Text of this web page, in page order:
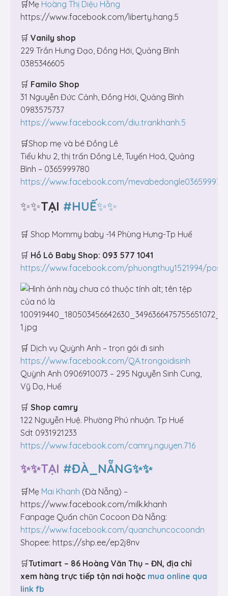
🛒Mẹ Hoàng Thị Diệu Hằng
https://www.facebook.com/liberty.hang.5
🛒 Vanily shop
229 Trần Hưng Đạo, Đồng Hới, Quảng Bình
0385346605
🛒 Familo Shop
31 Nguyễn Đức Cảnh, Đồng Hới, Quảng Bình
0983575737
https://www.facebook.com/diu.trankhanh.5
🛒Shop mẹ và bé Đồng Lê
Tiểu khu 2, thị trấn Đồng Lê, Tuyến Hoá, Quảng
Bình – 0365999780
https://www.facebook.com/
✨✨TẠI #HUẾ✨✨
🛒 Shop Mommy baby -14 Phùng Hưng-Tp Huế
🛒 Hồ Lô Baby Shop: 093 577 1041
https://www.facebook.com/phuongthuy1521994/posts/
🛒 Dịch vụ Quỳnh Anh – trọn gói đi sinh
https://www.facebook.com/QA.trongoidisinh
Quỳnh Anh 0906910073 – 295 Nguyễn Sinh Cung,
Vỹ Dạ, Huế
🛒 Shop camry
122 Nguyễn Huệ. Phường Phú nhuận. Tp Huế
Sdt 0931921233
https://www.facebook.com/camry.nguyen.716
✨✨TẠI #ĐÀ_NẴNG✨✨
🛒Mẹ Mai Khanh (Đà Nẵng) –
https://www.facebook.com/milk.khanh
Fanpage Quấn chũn Cocoon Đà Nẵng:
https://www.facebook.com/quanchuncocoondn
Shopee: https://shp.ee/ep2j8nv
🛒Tutimart – 86 Hoàng Văn Thụ – ĐN, địa chỉ
xem hàng trực tiếp tận nơi hoặc mua online qua
link fb